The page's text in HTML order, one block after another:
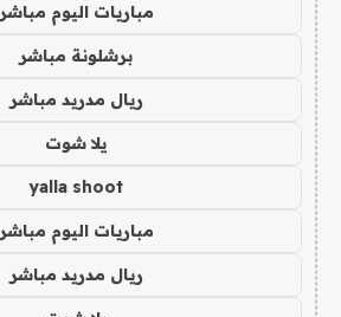
مباريات اليوم مباشر
برشلونة مباشر
ريال مدريد مباشر
يلا شوت
yalla shoot
مباريات اليوم مباشر
ريال مدريد مباشر